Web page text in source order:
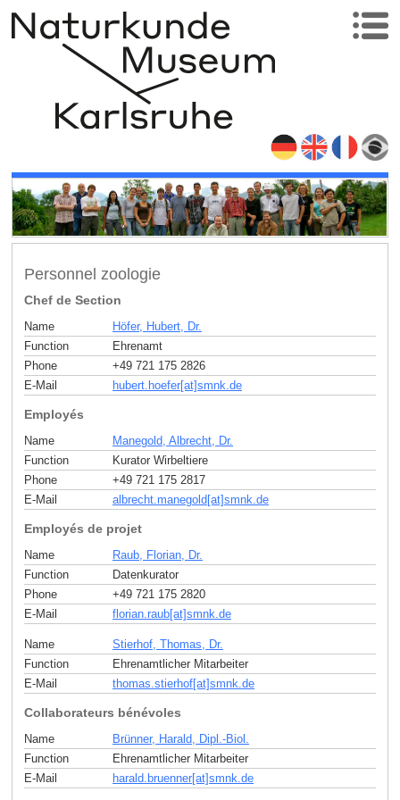
Personnel zoologie
Chef de Section
Name
Höfer, Hubert, Dr.
Function
Ehrenamt
Phone
+49 721 175 2826
E-Mail
hubert.hoefer[at]smnk.de
Employés
Name
Manegold, Albrecht, Dr.
Function
Kurator Wirbeltiere
Phone
+49 721 175 2817
E-Mail
albrecht.manegold[at]smnk de
Employés de projet
Name
Raub, Florian, Dr.
Function
Datenkurator
Phone
+49 721 175 2820
E-Mail
florian.raub[at]smnk de
Name
Stierhof, Thomas, Dr.
Function
Ehrenamtlicher Mitarbeiter
E-Mail
thomas.stierhof[at]smnk.de
Collaborateurs bénévoles
Name
Brünner, Harald, Dipl.-Biol.
Function
Ehrenamtlicher Mitarbeiter
E-Mail
harald.bruenner[at]smnk de